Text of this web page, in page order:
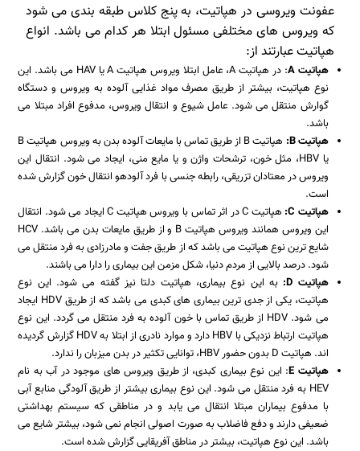
عفونت ویروسی در هپاتیت، به پنج کلاس طبقه بندی می شود
که ویروس های مختلفی مسئول ابتلا هر کدام می باشد. انواع
هپاتیت عبارتند از:
هپاتیتA
: در هپاتیت A، عامل ابتلا ویروس هپاتیت A یا HAV می باشد. این
نوع هپاتیت، بیشتر از طریق مصرف مواد غذایی آلوده به ویروس و دستگاه
گوارش منتقل می شود. عامل شیوع و انتقال ویروس، مدفوع افراد مبتلا می
باشد.
هپاتیتB
:
هپاتیت B از طریق تماس با مایعات آلوده بدن به ویروس هپاتیت B
یا HBV، مثل خون، ترشحات واژن و یا مایع منی، ایجاد می شود. انتقال این
ویروس در معتادان تزریقی، رابطه جنسی با فرد آلودهو انتقال خون گزارش شده
است.
هپاتیت C
:
هپاتیت C در اثر تماس با ویروس هپاتیت C ایجاد می شود. انتقال
این ویروس همانند ویروس هپاتیت B و از طریق مایعات بدن می باشد. HCV
شایع ترین نوع هپاتیت می باشد که از طریق جفت و مادرزادی به فرد منتقل می
شود. درصد بالایی از مردم دنیا، شکل مزمن این بیماری را دارا می باشند.
هپاتیت D
:به این نوع بیماری، هپاتیت دلتا نیز گفته می شود. این نوع
هپاتیت، یکی از جدی ترین بیماری های کبدی می باشد که از طریق HDV ایجاد
می شود. HDV از طریق تماس با خون آلوده به فرد منتقل می گردد. این نوع
هپاتیت ارتباط نزدیکی با HBV دارد و موارد نادری از ابتلا به HDV گزارش گردیده
اند. هپاتیت D بدون حضور HBV، توانایی تکثیر در بدن میزبان را ندارد.
هپاتیت E: این نوع بیماری کبدی، از طریق ویروس های موجود در آب به نام
HEV به فرد منتقل می شود. این نوع بیماری بیشتر از طریق آلودگی منابع آبی
با مدفوع بیماران مبتلا انتقال می یابد و در مناطقی که سیستم بهداشتی
ضعیفی دارند و دفع فاضلاب به صورت اصولی انجام نمی شود، بیشتر شایع می
باشد. این نوع هپاتیت، بیشتر در مناطق آفریقایی گزارش شده است.